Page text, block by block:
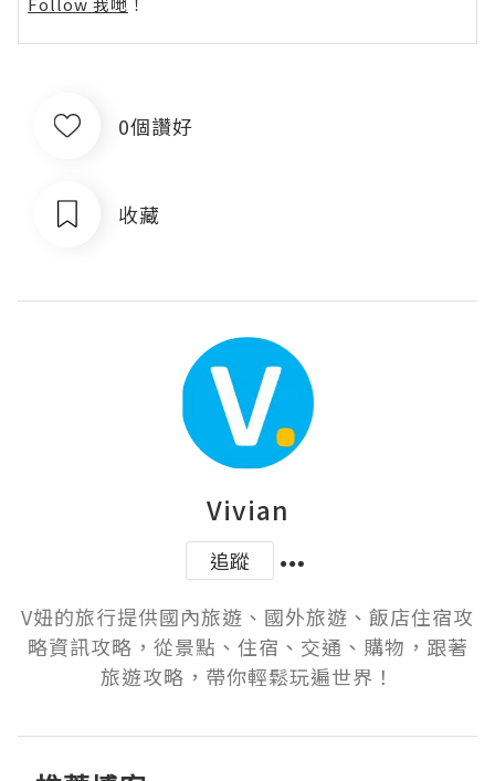
0個讚好
收藏
Vivian
追蹤
V妞的旅行提供國內旅遊、國外旅遊、飯店住宿攻
略資訊攻略，從景點、住宿、交通、購物，跟著
旅遊攻略，帶你輕鬆玩遍世界！